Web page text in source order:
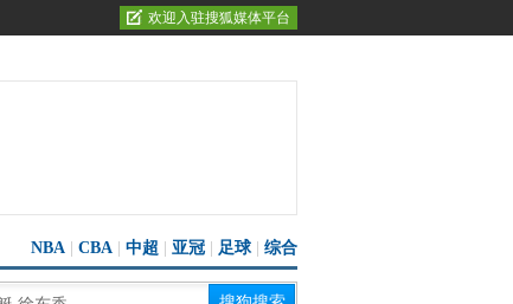
欢迎入驻搜狐媒体平台
NBA CBA 中超 亚冠 足球| 综合